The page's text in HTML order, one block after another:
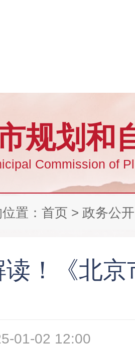
置： 首页 > 政务公开
读！《北
01-02 12:00